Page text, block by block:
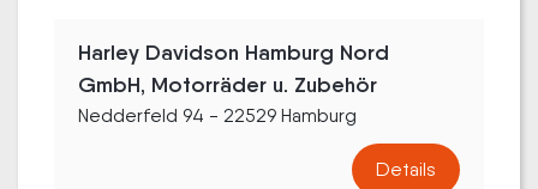
Harley Davidson Hamburg Nord
GmbH, Motorräder u. Zubehör
Nedderfeld 94 - 22529 Hamburg
Details